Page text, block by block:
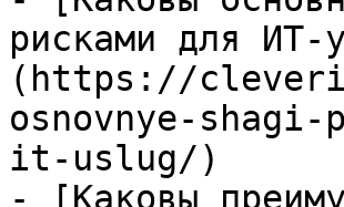
рисками для ИТ-
(https://
osnovnye-
it-uslug/)
- [Каковы